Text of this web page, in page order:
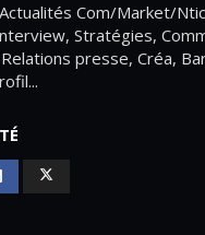
Com/Market/
Stratégies,
presse, Créa,